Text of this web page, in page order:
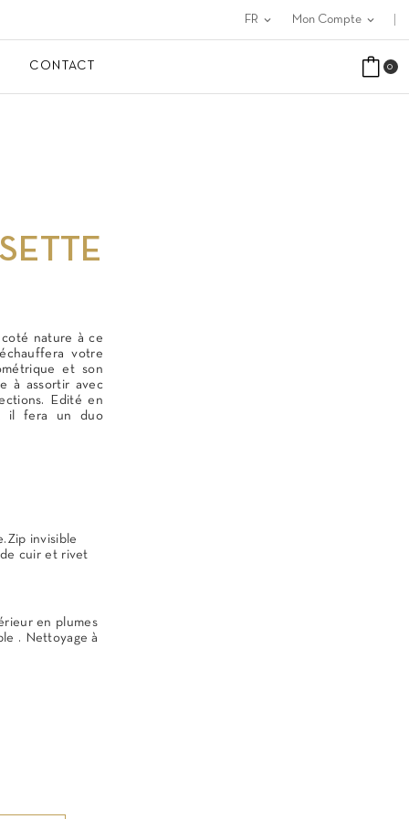
Mon Compte expand_more
FR expand_more
CONTACT 0
nature à ce
votre
et son
à assortir avec
Edité en
, il fera un duo
invisible
de cuir et rivet
en plumes
. Nettoyage à